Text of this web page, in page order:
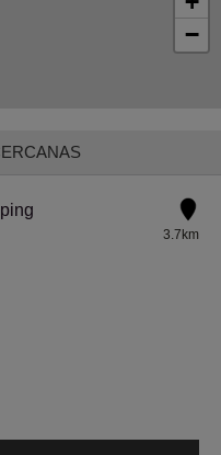
−
3.7km